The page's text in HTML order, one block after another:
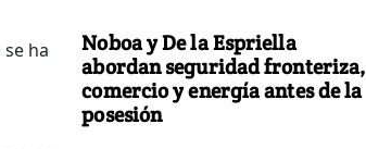
ha
Noboa y De la Espriella
abordan seguridad fronteriza,
comercio y energía antes de la
posesión